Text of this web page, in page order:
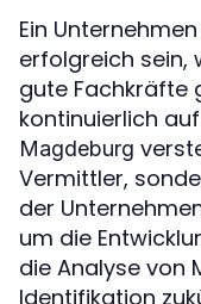
Ein
erfolgreich sein,
gute Fachkräfte
kontinuierlich
Magdeburg
Vermittler,
der
um die
die Analyse von
Identifikation